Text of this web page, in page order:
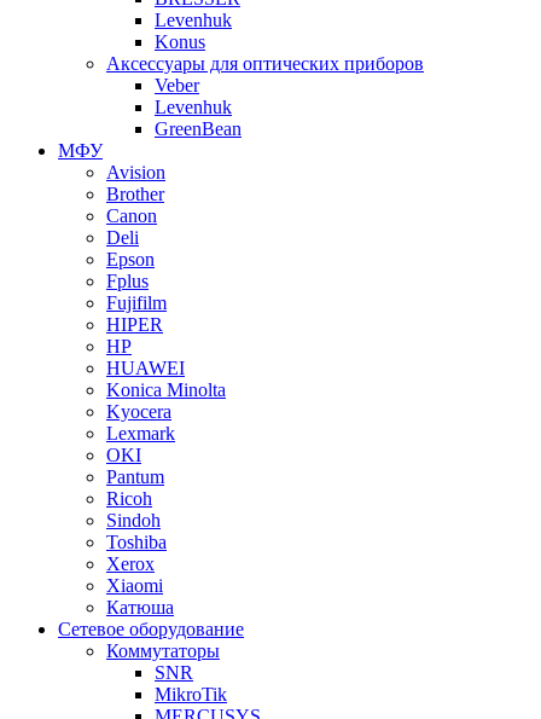
Levenhuk
Konus
Аксессуары для оптических приборов
Veber
Levenhuk
GreenBean
МФУ
Avision
Brother
Canon
Deli
Epson
Fplus
Fujifilm
HIPER
HP
HUAWEI
Konica Minolta
Kyocera
Lexmark
OKI
Pantum
Ricoh
Sindoh
Toshiba
Xerox
Xiaomi
Катюша
Сетевое оборудование
Коммутаторы
SNR
MikroTik